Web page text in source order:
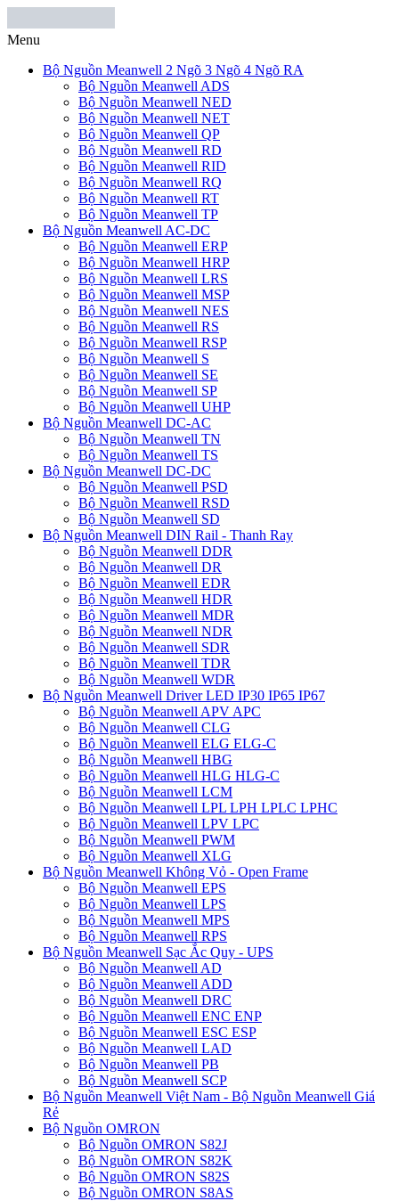
Menu
Bộ Nguồn Meanwell 2 Ngõ 3 Ngõ 4 Ngõ RA
Bộ Nguồn Meanwell ADS
Bộ Nguồn Meanwell NED
Bộ Nguồn Meanwell NET
Bộ Nguồn Meanwell QP
Bộ Nguồn Meanwell RD
Bộ Nguồn Meanwell RID
Bộ Nguồn Meanwell RQ
Bộ Nguồn Meanwell RT
Bộ Nguồn Meanwell TP
Bộ Nguồn Meanwell AC-DC
Bộ Nguồn Meanwell ERP
Bộ Nguồn Meanwell HRP
Bộ Nguồn Meanwell LRS
Bộ Nguồn Meanwell MSP
Bộ Nguồn Meanwell NES
Bộ Nguồn Meanwell RS
Bộ Nguồn Meanwell RSP
Bộ Nguồn Meanwell S
Bộ Nguồn Meanwell SE
Bộ Nguồn Meanwell SP
Bộ Nguồn Meanwell UHP
Bộ Nguồn Meanwell DC-AC
Bộ Nguồn Meanwell TN
Bộ Nguồn Meanwell TS
Bộ Nguồn Meanwell DC-DC
Bộ Nguồn Meanwell PSD
Bộ Nguồn Meanwell RSD
Bộ Nguồn Meanwell SD
Bộ Nguồn Meanwell DIN Rail - Thanh Ray
Bộ Nguồn Meanwell DDR
Bộ Nguồn Meanwell DR
Bộ Nguồn Meanwell EDR
Bộ Nguồn Meanwell HDR
Bộ Nguồn Meanwell MDR
Bộ Nguồn Meanwell NDR
Bộ Nguồn Meanwell SDR
Bộ Nguồn Meanwell TDR
Bộ Nguồn Meanwell WDR
Bộ Nguồn Meanwell Driver LED IP30 IP65 IP67
Bộ Nguồn Meanwell APV APC
Bộ Nguồn Meanwell CLG
Bộ Nguồn Meanwell ELG ELG-C
Bộ Nguồn Meanwell HBG
Bộ Nguồn Meanwell HLG HLG-C
Bộ Nguồn Meanwell LCM
Bộ Nguồn Meanwell LPL LPH LPLC LPHC
Bộ Nguồn Meanwell LPV LPC
Bộ Nguồn Meanwell PWM
Bộ Nguồn Meanwell XLG
Bộ Nguồn Meanwell Không Vỏ - Open Frame
Bộ Nguồn Meanwell EPS
Bộ Nguồn Meanwell LPS
Bộ Nguồn Meanwell MPS
Bộ Nguồn Meanwell RPS
Bộ Nguồn Meanwell Sạc Ắc Quy - UPS
Bộ Nguồn Meanwell AD
Bộ Nguồn Meanwell ADD
Bộ Nguồn Meanwell DRC
Bộ Nguồn Meanwell ENC ENP
Bộ Nguồn Meanwell ESC ESP
Bộ Nguồn Meanwell LAD
Bộ Nguồn Meanwell PB
Bộ Nguồn Meanwell SCP
Bộ Nguồn Meanwell Việt Nam - Bộ Nguồn Meanwell Giá
Rẻ
Bộ Nguồn OMRON
Bộ Nguồn OMRON S82J
Bộ Nguồn OMRON S82K
Bộ Nguồn OMRON S82S
Bộ Nguồn OMRON S8AS